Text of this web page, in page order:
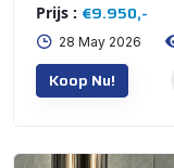
Prijs : €9.950,-
28 May 2026
Koop Nu!